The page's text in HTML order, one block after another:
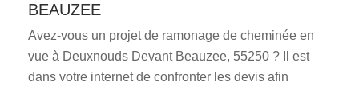
BEAUZEE
Avez-vous un projet de ramonage de cheminée en
vue à Deuxnouds Devant Beauzee, 55250 ? Il est
dans votre internet de confronter les devis afin